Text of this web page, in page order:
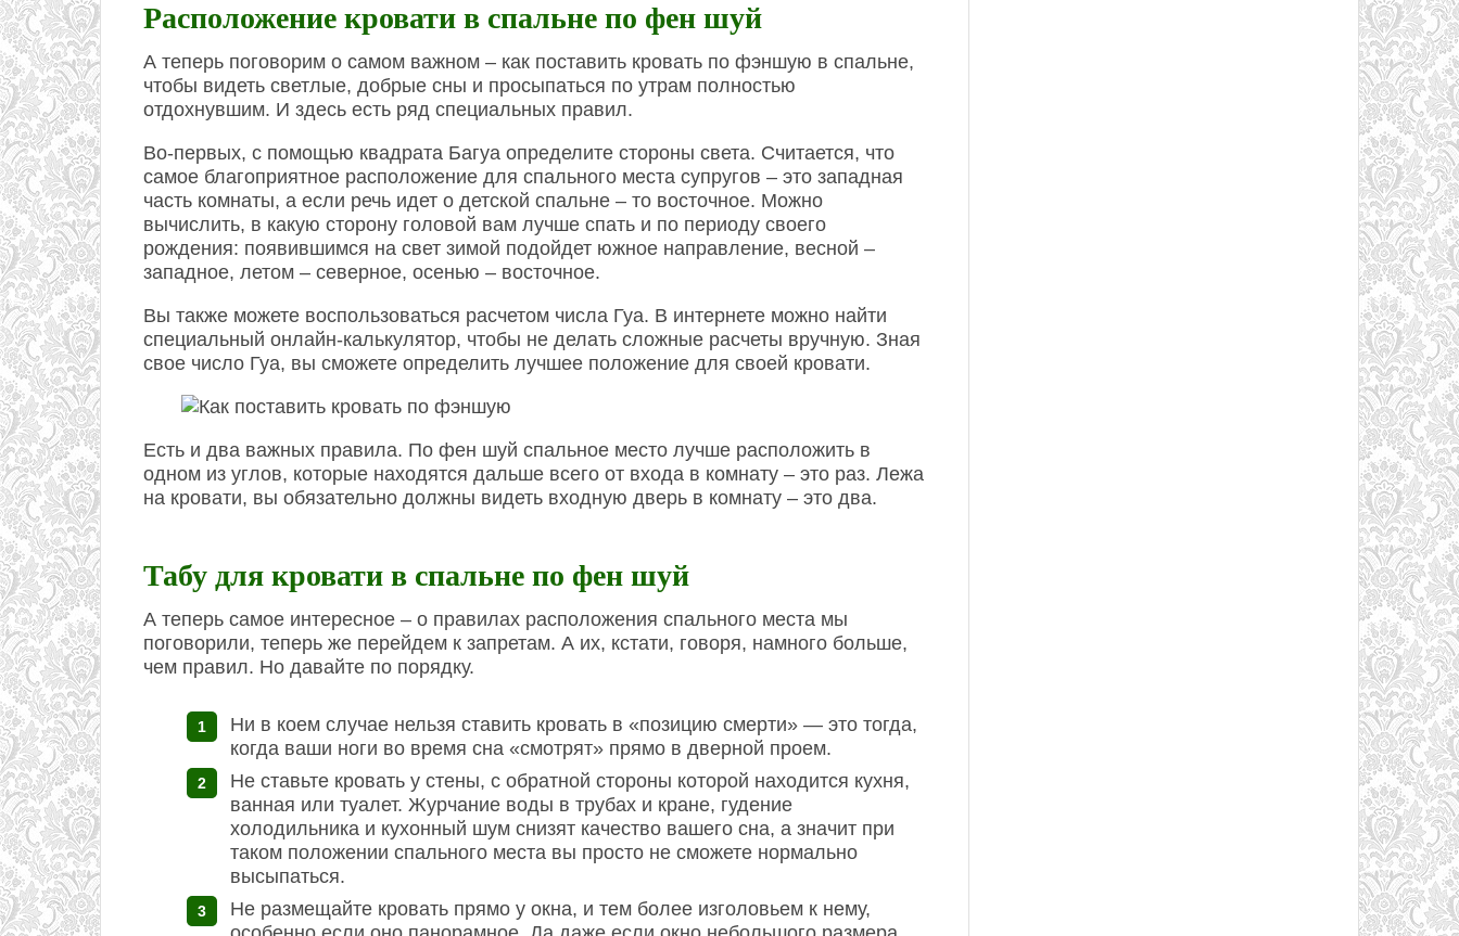
Расположение кровати в спальне по фен шуй
А теперь поговорим о самом важном – как поставить кровать по фэншую в спальне,
чтобы видеть светлые, добрые сны и просыпаться по утрам полностью
отдохнувшим. И здесь есть ряд специальных правил.
Во-первых, с помощью квадрата Багуа определите стороны света. Считается, что
самое благоприятное расположение для спального места супругов – это западная
часть комнаты, а если речь идет о детской спальне – то восточное. Можно
вычислить, в какую сторону головой вам лучше спать и по периоду своего
рождения: появившимся на свет зимой подойдет южное направление, весной –
западное, летом – северное, осенью – восточное.
Вы также можете воспользоваться расчетом числа Гуа. В интернете можно найти
специальный онлайн-калькулятор, чтобы не делать сложные расчеты вручную. Зная
свое число Гуа, вы сможете определить лучшее положение для своей кровати.
Есть и два важных правила. По фен шуй спальное место лучше расположить в
одном из углов, которые находятся дальше всего от входа в комнату – это раз. Лежа
на кровати, вы обязательно должны видеть входную дверь в комнату – это два.
Табу для кровати в спальне по фен шуй
А теперь самое интересное – о правилах расположения спального места мы
поговорили, теперь же перейдем к запретам. А их, кстати, говоря, намного больше,
чем правил. Но давайте по порядку.
Ни в коем случае нельзя ставить кровать в «позицию смерти» — это тогда,
когда ваши ноги во время сна «смотрят» прямо в дверной проем.
Не ставьте кровать у стены, с обратной стороны которой находится кухня,
ванная или туалет. Журчание воды в трубах и кране, гудение
холодильника и кухонный шум снизят качество вашего сна, а значит при
таком положении спального места вы просто не сможете нормально
высыпаться.
Не размещайте кровать прямо у окна, и тем более изголовьем к нему,